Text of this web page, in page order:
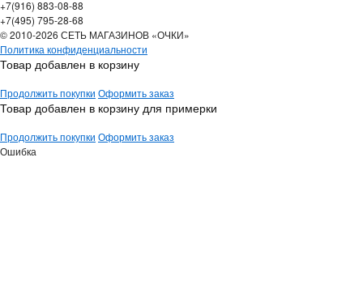
+7(916) 883-08-88
+7(495) 795-28-68
© 2010-2026 СЕТЬ МАГАЗИНОВ «ОЧКИ»
Политика конфиденциальности
Товар добавлен в корзину
Продолжить покупки Оформить заказ
Товар добавлен в корзину для примерки
Продолжить покупки Оформить заказ
Ошибка